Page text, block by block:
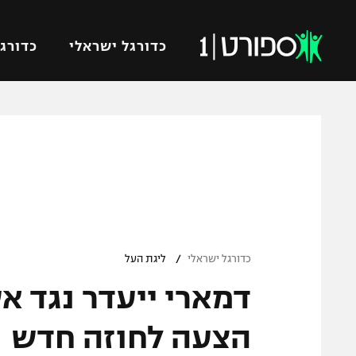
כדורגל ישראלי
ברחבה
"מעל הליגה" – פודקאסט
"מחצית בשכונה" – פודקאסט
מכבי
בית"ר
כדורגל ישראלי / ליגת העל
דמארי ייעדר נגד
הצעה לחוזה חדש